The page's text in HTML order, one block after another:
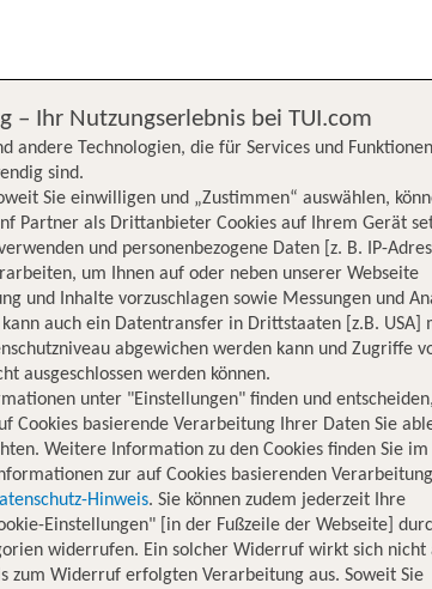
– Ihr Nutzungserlebnis bei TUI.com
andere Technologien, die für Services und
sind.
Sie einwilligen und „Zustimmen“ auswählen,
Partner als Drittanbieter Cookies auf Ihrem Gerät
und personenbezogene Daten [z. B. IP-
um Ihnen auf oder neben unserer Webseite
und Inhalte vorzuschlagen sowie Messungen und
auch ein Datentransfer in Drittstaaten [z.B. USA]
abgewichen werden kann und Zugriffe
ausgeschlossen werden können.
unter "Einstellungen" finden und
Cookies basierende Verarbeitung Ihrer Daten Sie
Weitere Information zu den Cookies finden Sie im
zur auf Cookies basierenden
Hinweis. Sie können zudem jederzeit Ihre
Einstellungen" [in der Fußzeile der Webseite]
widerrufen. Ein solcher Widerruf wirkt sich nicht
zum Widerruf erfolgten Verarbeitung aus. Soweit Sie